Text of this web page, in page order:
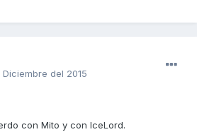
Diciembre del 2015
con Mito y con IceLord.